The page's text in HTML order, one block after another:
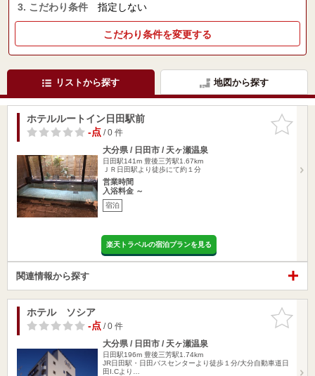
3. こだわり条件 指定しない
こだわり条件を変更する
リストから探す 地図から探す
お気に入
りに追加
ホテルルートイン日田駅前
-点/ 0 件
大分県 / 日田市 / 天ヶ瀬温泉
日田駅141m 豊後三芳駅1.67km
ＪＲ日田駅より徒歩にて約１分
営業時間
入浴料金 ～
宿泊
楽天トラベルの宿泊プランを見る
関連情報から探す
お気に入
りに追加
ホテル ソシア
-点/ 0 件
大分県 / 日田市 / 天ヶ瀬温泉
日田駅196m 豊後三芳駅1.74km
JR日田駅・日田バスセンターより徒歩１分/大分自動車道日
田I.Cより…